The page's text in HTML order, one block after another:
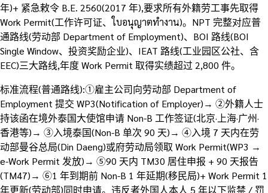
年)+ 紧急敕令 B.E. 2560(2017 年),要求所有外籍劳工事先取得
Work Permit(工作许可证、ใบอนุญาตทำงาน)。NPT 完整对应普
通路线(劳动部 Department of Employment)、BOI 路线(BOI
Single Window、投资奖励企业)、IEAT 路线(工业园区公社、含
EEC)三大路线,年度 Work Permit 取得实绩超过 2,800 件。
标准流程(普通路线):①雇主公司向劳动部 Department of
Employment 提交 WP3(Notification of Employer)→ ②外籍人士
持该函在境外泰国大使馆申请 Non-B 工作签证(北京·上海·广州·
香港等)→ ③入境泰国(Non-B 单次 90 天)→ ④入境 7 天内在劳
动部曼谷总局(Din Daeng)或府劳动局领取 Work Permit(WP3 →
e-Work Permit 发放)→ ⑤90 天内 TM30 居住申报 + 90 天报告
(TM47)→ ⑥1 年到期前 Non-B 1 年延期(移民局)+ Work Permit 1
年更新(劳动部)同时申请。违反者外国人本人 5 年以下监禁 / 罚